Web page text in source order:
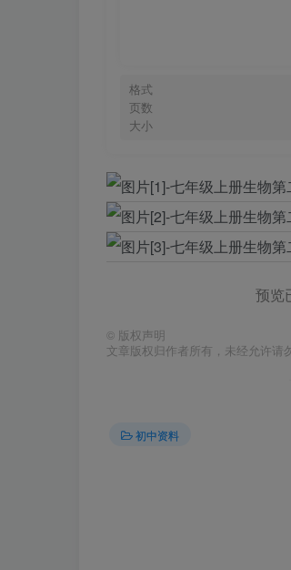
格式
页数
大小
预览
© 版权声明
文章版权归作者所有，未经允许请
初中资料